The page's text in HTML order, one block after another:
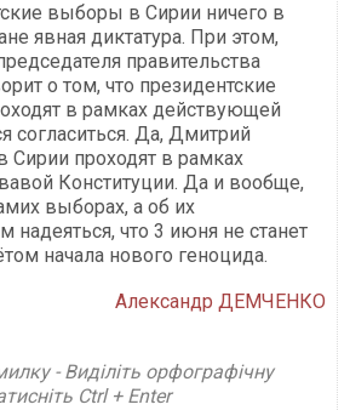
выборы в Сирии ничего в
явная диктатура. При этом,
правительства
о том, что президентские
в рамках действующей
согласиться. Да, Дмитрий
проходят в рамках
Конституции. Да и вообще,
выборах, а об их
надеяться, что 3 июня не станет
начала нового геноцида.
Александр ДЕМЧЕНКО
- Виділіть орфографічну
Ctrl + Enter